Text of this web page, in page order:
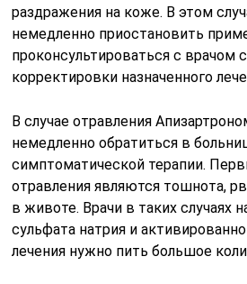
раздражения на коже. В этом
немедленно приостановить
проконсультироваться с врачом
корректировки назначенного
В случае отравления
немедленно обратиться в
симптоматической терапии.
отравления являются тошнота,
в животе. Врачи в таких случаях
сульфата натрия и
лечения нужно пить большое